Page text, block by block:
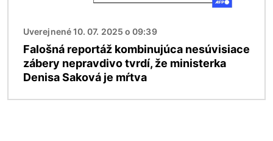
Uverejnené 10. 07. 2025 o 09:39
Falošná reportáž kombinujúca nesúvisiace
zábery nepravdivo tvrdí, že ministerka
Denisa Saková je mŕtva